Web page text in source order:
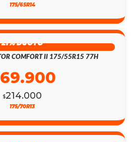
175/65R14
21% DSCTO
COMFORT II 175/55R15 77H
$214.000
175/70R13